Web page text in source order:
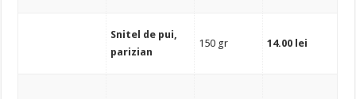
Snitel de pui,
parizian
150 gr 14.00 lei